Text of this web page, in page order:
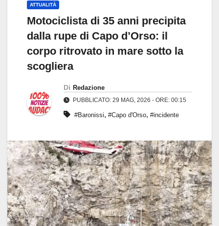
ATTUALITÀ
Motociclista di 35 anni precipita
dalla rupe di Capo d’Orso: il
corpo ritrovato in mare sotto la
scogliera
Di Redazione
PUBBLICATO: 29 MAG, 2026 - ORE: 00:15
#Baronissi, #Capo d'Orso, #incidente